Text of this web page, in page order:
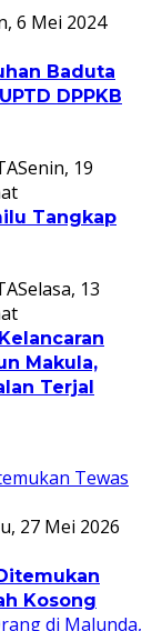
6 Mei 2024
Baduta
DPPKB
Senin, 19
Tangkap
Selasa, 13
Makula,
Terjal
27 Mei 2026
Kosong